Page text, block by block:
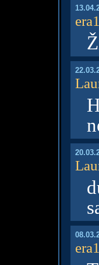
era1
era1